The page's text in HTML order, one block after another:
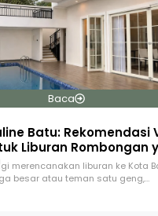
Baca
Batu: Rekomendasi
Liburan Rombongan
merencanakan liburan ke Kota
besar atau teman satu geng,…